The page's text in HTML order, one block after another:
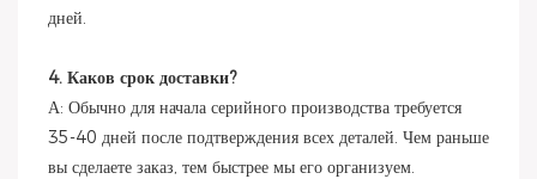
дней.
4. Каков срок доставки?
А: Обычно для начала серийного производства требуется
35-40 дней после подтверждения всех деталей. Чем раньше
вы сделаете заказ, тем быстрее мы его организуем.